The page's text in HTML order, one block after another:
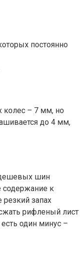
постоянно
колес – 7 мм, но
до 4 мм,
дешевых шин
содержание к
запах
рифленый лист
один минус –